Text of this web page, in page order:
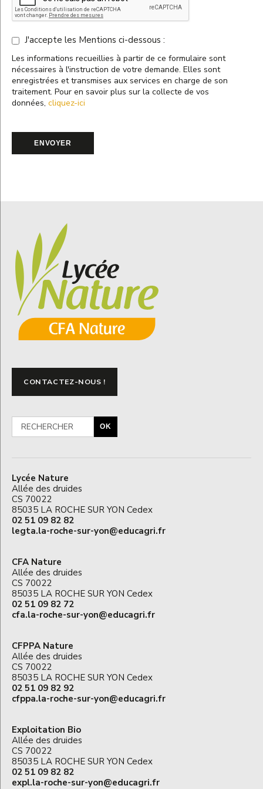
J'accepte les Mentions ci-dessous :
Les informations recueillies à partir de ce formulaire sont
nécessaires à l'instruction de votre demande. Elles sont
enregistrées et transmises aux services en charge de son
traitement. Pour en savoir plus sur la collecte de vos
données, cliquez-ici
ENVOYER
CONTACTEZ-NOUS !
OK
Lycée Nature
Allée des druides
CS 70022
85035 LA ROCHE SUR YON Cedex
02 51 09 82 82
legta.la-roche-sur-yon@educagri.fr
CFA Nature
Allée des druides
CS 70022
85035 LA ROCHE SUR YON Cedex
02 51 09 82 72
cfa.la-roche-sur-yon@educagri.fr
CFPPA Nature
Allée des druides
CS 70022
85035 LA ROCHE SUR YON Cedex
02 51 09 82 92
cfppa.la-roche-sur-yon@educagri.fr
Exploitation Bio
Allée des druides
CS 70022
85035 LA ROCHE SUR YON Cedex
02 51 09 82 82
expl.la-roche-sur-yon@educagri.fr